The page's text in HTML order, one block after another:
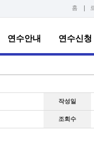
홈
연수안내 연수신청
작성일
조회수